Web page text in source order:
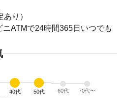
り）
ATMで24時間365日いつでも
40代 50代 60代 70代〜